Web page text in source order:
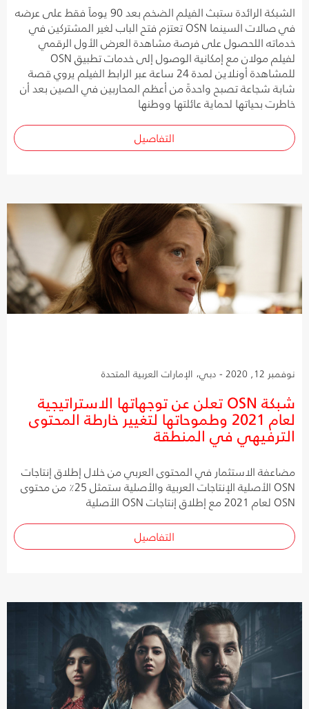
الشبكة الرائدة ستبث الفيلم الضخم بعد 90 يوماً فقط على عرضه
في صالات السينما OSN تعتزم فتح الباب لغير المشتركين في
خدماته اللحصول على فرصة مشاهدة العرض الأول الرقمي
لفيلم مولان مع إمكانية الوصول إلى خدمات تطبيق OSN
للمشاهدة أونلاين لمدة 24 ساعة عبر الرابط الفيلم يروي قصة
شابة شجاعة تصبح واحدةً من أعظم المحاربين في الصين بعد أن
خاطرت بحياتها لحماية عائلتها ووطنها
التفاصيل
نوفمبر 12, 2020 - دبي، الإمارات العربية المتحدة
شبكة OSN تعلن عن توجهاتها الاستراتيجية
لعام 2021 وطموحاتها لتغيير خارطة المحتوى
الترفيهي في المنطقة
مضاعفة الاستثمار في المحتوى العربي من خلال إطلاق إنتاجات
OSN الأصلية الإنتاجات العربية والأصلية ستمثل 25٪ من محتوى
OSN لعام 2021 مع إطلاق إنتاجات OSN الأصلية
التفاصيل